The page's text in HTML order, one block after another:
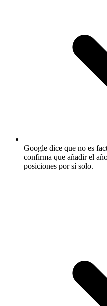
Google dice que no es
confirma que añadir el
posiciones por sí solo.